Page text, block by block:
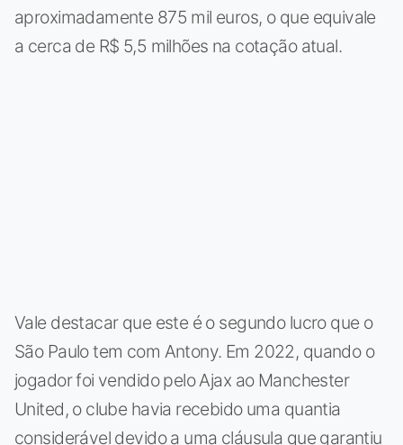
aproximadamente 875 mil euros, o que equivale
a cerca de R$ 5,5 milhões na cotação atual.
Vale destacar que este é o segundo lucro que o
São Paulo tem com Antony. Em 2022, quando o
jogador foi vendido pelo Ajax ao Manchester
United, o clube havia recebido uma quantia
considerável devido a uma cláusula que garantiu